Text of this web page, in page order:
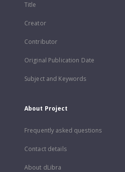
Title
Creator
Contributor
Original Publication Date
Subject and Keywords
About Project
Frequently asked questions
Contact details
About dLibra